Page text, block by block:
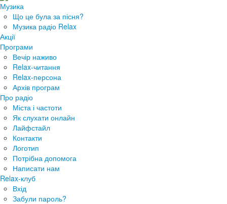
Музика
Що це була за пісня?
Музика радіо Relax
Акції
Програми
Вечір наживо
Relax-читання
Relax-персона
Архів програм
Про радіо
Міста і частоти
Як слухати онлайн
Лайфстайл
Контакти
Логотип
Потрібна допомога
Написати нам
Relax-клуб
Вхід
Забули пароль?